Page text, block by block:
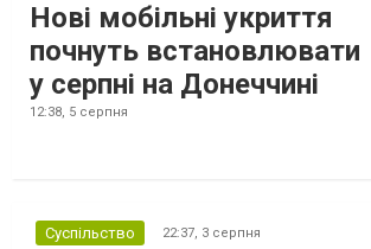
Нові мобільні укриття
почнуть встановлювати
у серпні на Донеччині
12:38, 5 серпня
Суспільство 22:37, 3 серпня